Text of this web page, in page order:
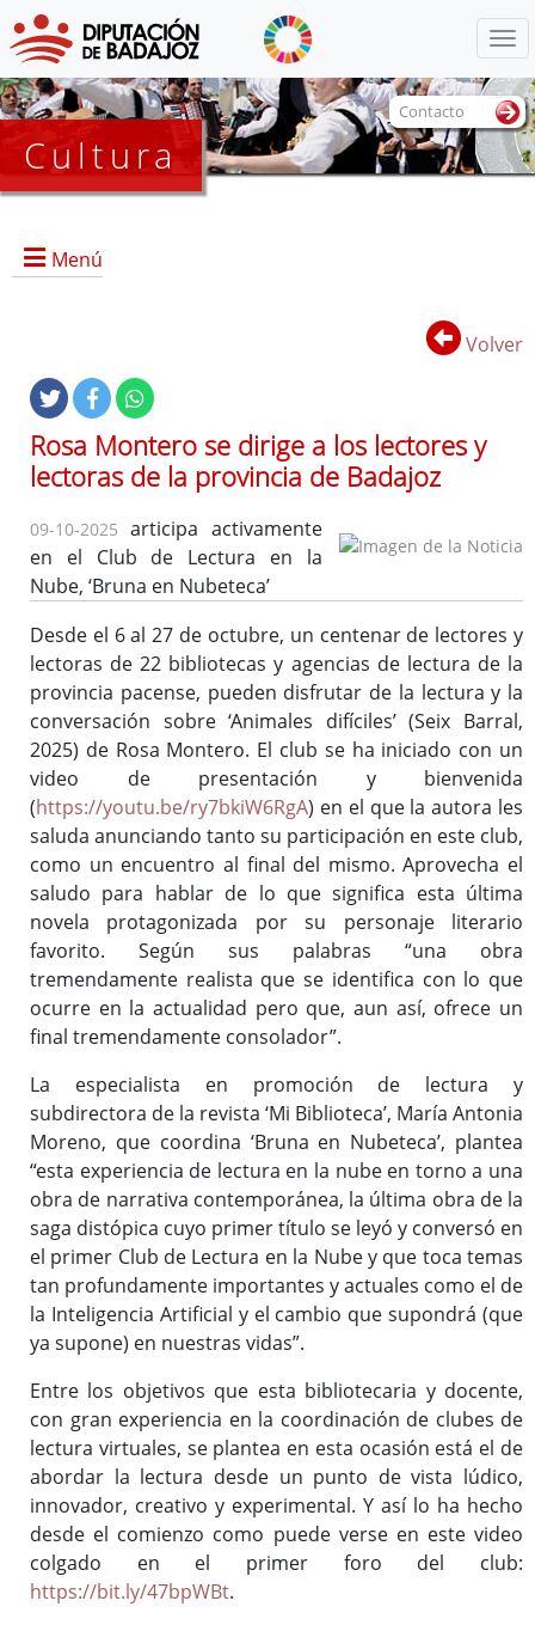
Cultura
Menú
Portada
Información General
Objetivos
Marcos
Catálogo colectivo (OPAC)
Solicitud de dotación
Solicitud de material a través del e-mail
Solicitud de la Desiderata
Solicitud para lotes en clubes de lecturas, lotes de libros,
etc.
Buzón de Sugerencias
Actividades / Actualidad
Formación
Volver
Rosa Montero se dirige a los lectores y
lectoras de la provincia de Badajoz
09-10-2025 articipa activamente
en el Club de Lectura en la
Nube, ‘Bruna en Nubeteca’
Desde el 6 al 27 de octubre, un centenar de lectores y
lectoras de 22 bibliotecas y agencias de lectura de la
provincia pacense, pueden disfrutar de la lectura y la
conversación sobre ‘Animales difíciles’ (Seix Barral,
2025) de Rosa Montero. El club se ha iniciado con un
video de presentación y bienvenida
(https://youtu.be/ry7bkiW6RgA) en el que la autora les
saluda anunciando tanto su participación en este club,
como un encuentro al final del mismo. Aprovecha el
saludo para hablar de lo que significa esta última
novela protagonizada por su personaje literario
favorito. Según sus palabras “una obra
tremendamente realista que se identifica con lo que
ocurre en la actualidad pero que, aun así, ofrece un
final tremendamente consolador”.
La especialista en promoción de lectura y
subdirectora de la revista ‘Mi Biblioteca’, María Antonia
Moreno, que coordina ‘Bruna en Nubeteca’, plantea
“esta experiencia de lectura en la nube en torno a una
obra de narrativa contemporánea, la última obra de la
saga distópica cuyo primer título se leyó y conversó en
el primer Club de Lectura en la Nube y que toca temas
tan profundamente importantes y actuales como el de
la Inteligencia Artificial y el cambio que supondrá (que
ya supone) en nuestras vidas”.
Entre los objetivos que esta bibliotecaria y docente,
con gran experiencia en la coordinación de clubes de
lectura virtuales, se plantea en esta ocasión está el de
abordar la lectura desde un punto de vista lúdico,
innovador, creativo y experimental. Y así lo ha hecho
desde el comienzo como puede verse en este video
colgado en el primer foro del club:
https://bit.ly/47bpWBt.
Contacto